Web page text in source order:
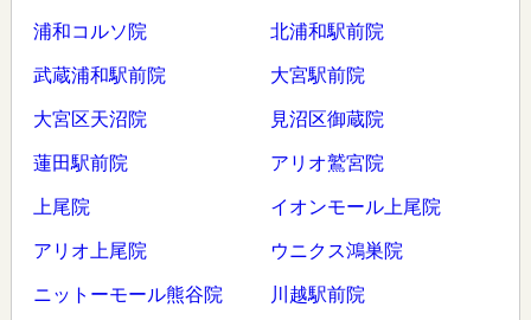
浦和コルソ院 北浦和駅前院
武蔵浦和駅前院 大宮駅前院
大宮区天沼院 見沼区御蔵院
蓮田駅前院 アリオ鷲宮院
上尾院 イオンモール上尾院
アリオ上尾院 ウニクス鴻巣院
ニットーモール熊谷院 川越駅前院